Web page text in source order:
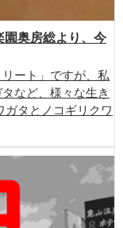
園奥房総より、今
ート」ですが、私
など、様々な生き
タとノコギリクワ